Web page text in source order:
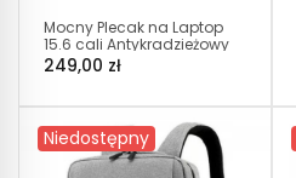
Mocny Plecak na Laptop
15.6 cali Antykradzieżowy
(I226)
249,00 zł
Niedostępny